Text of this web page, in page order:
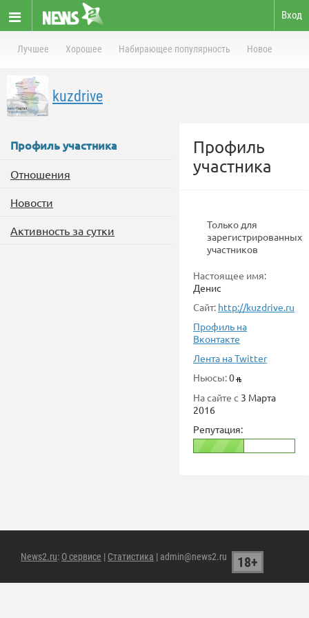
Вход
Лучшее Хорошее Набирающее популярность Новое
kuzdrive
Профиль участника
Отношения
Новости
Активность за сутки
Профиль
участника
Только для
зарегистрированных
участников
Настоящее имя:
Денис
Сайт: http://kuzdrive.ru
Профиль на
Вконтакте
Лента на Twitter
Ньюсы:0
На сайте с 3 Марта
2016
Репутация:
News2.ru: О сервисе | Статистика | admin@news2.ru 18+